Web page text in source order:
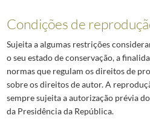
Condições de
Sujeita a algumas restrições
o seu estado de conservação, a
normas que regulam os direitos de
sobre os direitos de autor. A
sempre sujeita a autorização prévia
da Presidência da República.